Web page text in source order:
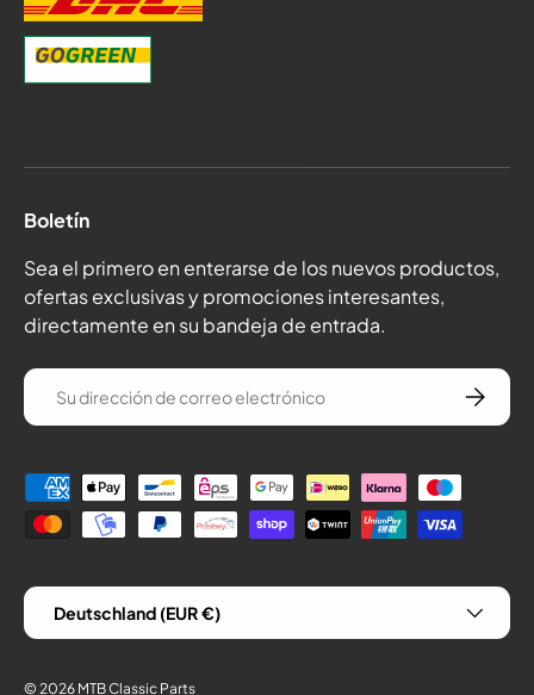
Boletín
Sea el primero en enterarse de los nuevos productos,
ofertas exclusivas y promociones interesantes,
directamente en su bandeja de entrada.
correo electrónico
Formas de pago
País/Región
Deutschland (EUR €)
© 2026 MTB Classic Parts